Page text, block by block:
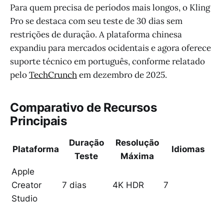
Para quem precisa de períodos mais longos, o Kling
Pro se destaca com seu teste de 30 dias sem
restrições de duração. A plataforma chinesa
expandiu para mercados ocidentais e agora oferece
suporte técnico em português, conforme relatado
peloTechCrunchem dezembro de 2025.
Comparativo de Recursos
Principais
Plataforma
Duração
Teste
Resolução
Máxima
Idiomas
Apple
Creator
Studio
7 dias 4K HDR 7